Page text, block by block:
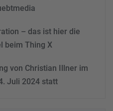
– das ist hier die
beim Thing X
von Christian Illner im
Juli 2024 statt